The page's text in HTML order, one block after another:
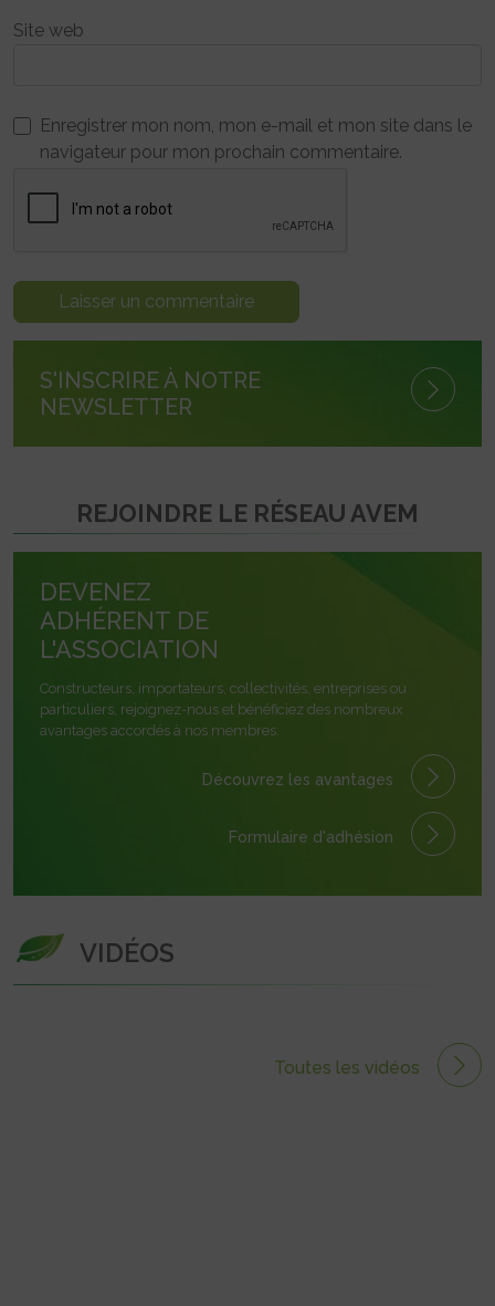
Site web
Enregistrer mon nom, mon e-mail et mon site dans le
navigateur pour mon prochain commentaire.
S'INSCRIRE À NOTRE
NEWSLETTER
REJOINDRE LE RÉSEAU AVEM
DEVENEZ
ADHÉRENT DE
L'ASSOCIATION
Constructeurs, importateurs, collectivités, entreprises ou
particuliers, rejoignez-nous et bénéficiez des nombreux
avantages accordés à nos membres.
Découvrez les avantages
Formulaire d'adhésion
VIDÉOS
Toutes les vidéos